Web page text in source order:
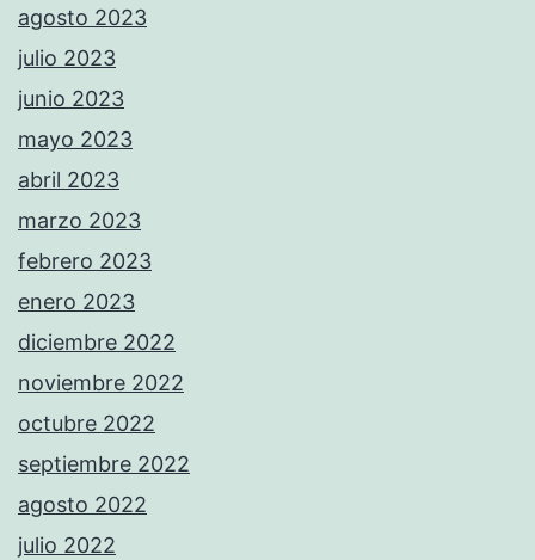
agosto 2023
julio 2023
junio 2023
mayo 2023
abril 2023
marzo 2023
febrero 2023
enero 2023
diciembre 2022
noviembre 2022
octubre 2022
septiembre 2022
agosto 2022
julio 2022